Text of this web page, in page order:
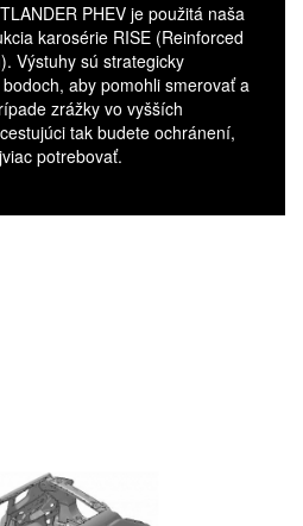
PHEV je použitá naša
karosérie RISE (Reinforced
Výstuhy sú strategicky
aby pomohli smerovať a
zrážky vo vyšších
tak budete ochránení,
potrebovať.